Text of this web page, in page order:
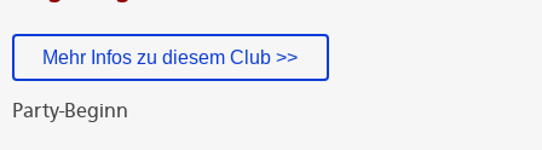
Mehr Infos zu diesem Club >>
Party-Beginn